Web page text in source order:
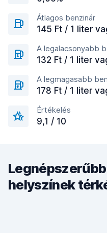
Átlagos benzinár
145 Ft / 1 liter
A legalacsonyabb
132 Ft / 1 liter
A legmagasabb
178 Ft / 1 liter
Értékelés
9,1 / 10
helyszínek